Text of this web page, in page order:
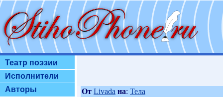
Театр поэзии
Исполнители
Авторы
От Livada на: Тела